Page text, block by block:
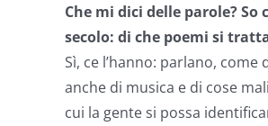
Che mi dici delle parole?
secolo: di che poemi si
Sì, ce l’hanno: parlano,
anche di musica e di cose
cui la gente si possa